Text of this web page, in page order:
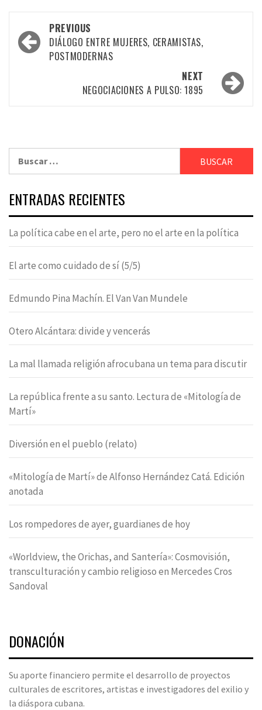
Post
navigation
PREVIOUS
DIÁLOGO ENTRE MUJERES, CERAMISTAS,
POSTMODERNAS
NEXT
NEGOCIACIONES A PULSO: 1895
ENTRADAS RECIENTES
La política cabe en el arte, pero no el arte en la política
El arte como cuidado de sí (5/5)
Edmundo Pina Machín. El Van Van Mundele
Otero Alcántara: divide y vencerás
La mal llamada religión afrocubana un tema para discutir
La república frente a su santo. Lectura de «Mitología de
Martí»
Diversión en el pueblo (relato)
«Mitología de Martí» de Alfonso Hernández Catá. Edición
anotada
Los rompedores de ayer, guardianes de hoy
«Worldview, the Orichas, and Santería»: Cosmovisión,
transculturación y cambio religioso en Mercedes Cros
Sandoval
DONACIÓN
Su aporte financiero permite el desarrollo de proyectos
culturales de escritores, artistas e investigadores del exilio y
la diáspora cubana.